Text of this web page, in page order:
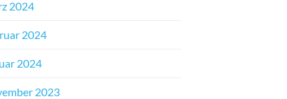
2024
2024
2024
2023